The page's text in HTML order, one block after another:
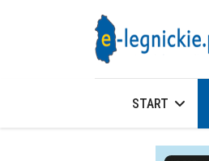
START